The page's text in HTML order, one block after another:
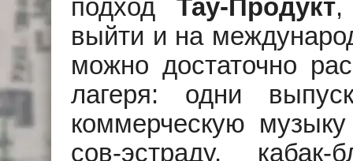
подход Тау-Продукт,
выйти и на
можно достаточно
лагеря: одни
коммерческую
сов-эстраду,